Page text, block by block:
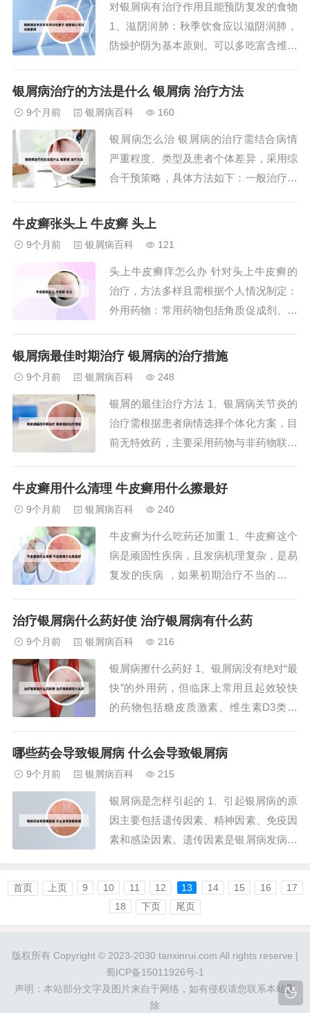
酸氢化可的松...
对银屑病有治疗作用且能预防复发的食物
1、滋阴润肺：秋季饮食应以滋阴润肺，
防燥护阴为基本原则。可以多吃富含维生
麻、木耳等，这些食物有助于保持皮肤的
生素A和维生素C，这些维生素易于被人
体消化吸收...
银屑病治疗的方法是什么 银屑病 治疗方法
9个月前 银屑病百科 160
银屑病怎么治 银屑病的治疗需结合病情
严重程度、类型及患者个体差异，采用综
合干预策略，具体方法如下：一般治疗通
保持营养均衡，多摄入富含维生素（如维
性食物。银屑病目前无法根治，治疗需以
缓解症状、...
牛皮癣张头上 牛皮癣 头上
9个月前 银屑病百科 121
头上牛皮癣痒怎么办 针对头上牛皮癣的
治疗，方法多样且需根据个人情况制定：
外用药物：常用药物包括角质促成剂、角
物等。这些药物能够减轻头皮炎症，缓解
UVB光疗和PUVA光疗是常用的治疗方
法。头上牛...
银屑病最佳时期治疗 银屑病的治疗措施
9个月前 银屑病百科 248
银屑的最佳治疗方法 1、银屑病关节炎的
治疗需根据患者病情选择个体化方案，目
前无特效药，主要采用药物与非药物联合
阿司匹林、布洛芬、阿西美辛及舒林酸
窄谱UVB光疗适用于泛发性斑块型银屑
病，可抑制T...
牛皮癣用什么清理 牛皮癣用什么擦最好
9个月前 银屑病百科 240
牛皮癣为什么吃药还加重 1、牛皮癣这个
病是顽固性疾病，且发病机理复杂，是易
复发的疾病 ，如果初期治疗不当的话，
到诱发因素就会有病情加重和反复的情况
遗传是引起牛皮癣的因素。根据临床所
见，本病常有...
治疗银屑病什么药好使 治疗银屑病有什么药
9个月前 银屑病百科 216
银屑病擦什么药好 1、银屑病没有绝对“最
快”的外用药，但临床上常用且起效较快
的药物包括糖皮质激素、维生素D3类似
药物，通过抑制免疫反应和炎症因子释
可促进表皮细胞正常分化、抑制炎症反
应。适用于薄板...
哪些药会导致银屑病 什么会导致银屑病
9个月前 银屑病百科 215
银屑病是怎样引起的 1、引起银屑病的原
因主要包括遗传因素、精神因素、免疫因
素和感染因素。遗传因素是银屑病发病的
者有家族病史，且家族聚集性明显。若直
系亲属中存在银屑病患者，个体患病风险
显著升高。遗传因素可能通过多基因协同
完全明确...
首页 上页 9 10 11 12 13 14 15 16
17
18
下页 尾页
版权所有 Copyright © 2023-2030 tanxinrui.com All rights reserve |
蜀ICP备15011926号-1
声明：本站部分文字及图片来自于网络，如有侵权请您联系本站删
除